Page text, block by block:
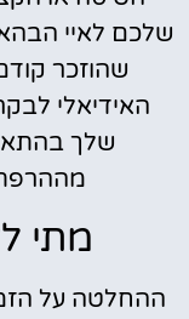
שלכם לאיי
שהוזכר
האידיאלי
שלך
מתי
ההחלטה על